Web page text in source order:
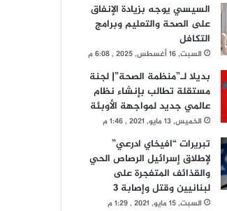
السيسي يوجه بزيادة الإنفاق
على الصحة والتعليم وبرامج
التكافل
السبت, 16 أغسطس, 2025 , 6:08 م
بديلا لـ”منظمة الصحة”| لجنة
مستقلة تطالب بإنشاء نظام
عالمي جديد لمواجهة الأوبئة
الخميس, 13 مايو, 2021 , 1:46 م
تبريرات “افيخاي ادرعي”
لإطلاق إسرائيل الرصاص الحي
والقذائف المتفجرة على
لبنانيين وقتل وإصابة 3
السبت, 15 مايو, 2021 , 1:29 م